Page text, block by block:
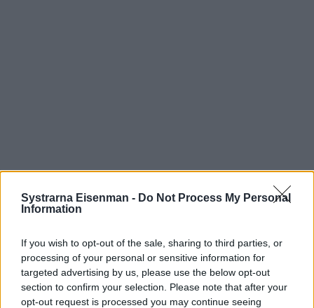
Systrarna Eisenman - Do Not Process My Personal
Information
If you wish to opt-out of the sale, sharing to third parties, or
processing of your personal or sensitive information for
targeted advertising by us, please use the below opt-out
section to confirm your selection. Please note that after your
opt-out request is processed you may continue seeing
Prenumerera Logga in